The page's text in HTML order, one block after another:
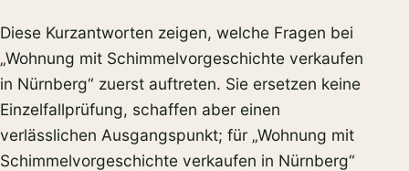
Diese Kurzantworten zeigen, welche Fragen bei
„Wohnung mit Schimmelvorgeschichte verkaufen
in Nürnberg“ zuerst auftreten. Sie ersetzen keine
Einzelfallprüfung, schaffen aber einen
verlässlichen Ausgangspunkt; für „Wohnung mit
Schimmelvorgeschichte verkaufen in Nürnberg“